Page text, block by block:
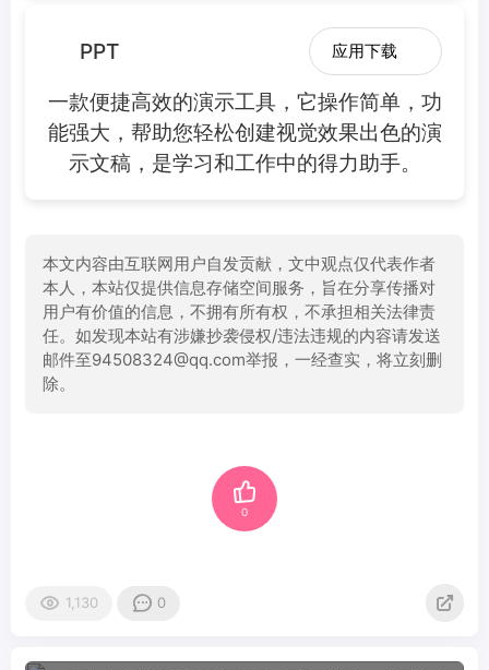
PPT 应用下载
一款便捷高效的演示工具，它操作简单，功
能强大，帮助您轻松创建视觉效果出色的演
示文稿，是学习和工作中的得力助手。
本文内容由互联网用户自发贡献，文中观点仅代表作者
本人，本站仅提供信息存储空间服务，旨在分享传播对
用户有价值的信息，不拥有所有权，不承担相关法律责
任。如发现本站有涉嫌抄袭侵权/违法违规的内容请发送
邮件至94508324@qq.com举报，一经查实，将立刻删
除。
0
1,130 0